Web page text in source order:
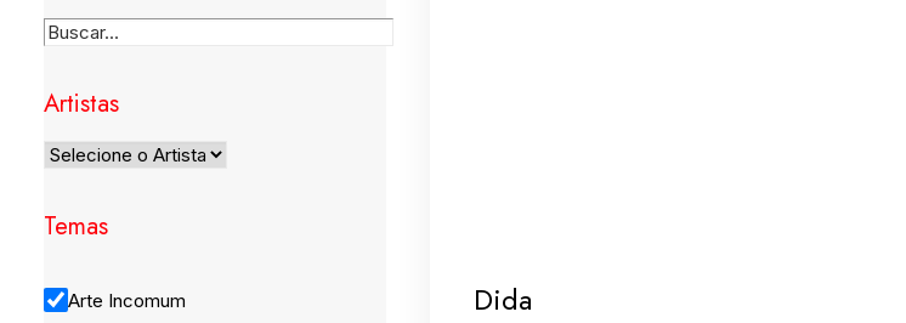
Artistas
Temas
Arte Incomum Dida